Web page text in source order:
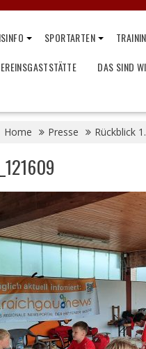
SPORTARTEN
DAS SIND
Home Presse Rückblick